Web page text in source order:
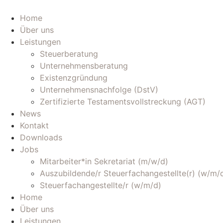
Inhalt
wechseln
Home
Über uns
Leistungen
Steuerberatung
Unternehmensberatung
Existenzgründung
Unternehmensnachfolge (DstV)
Zertifizierte Testamentsvollstreckung (AGT)
News
Kontakt
Downloads
Jobs
Mitarbeiter*in Sekretariat (m/w/d)
Auszubildende/r Steuerfachangestellte(r) (w/m/
Steuerfachangestellte/r (w/m/d)
Home
Über uns
Leistungen